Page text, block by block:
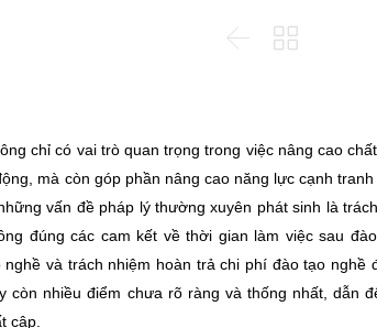
 
chỉ có vai trò quan trọng trong việc nâng cao
mà còn góp phần nâng cao năng lực cạnh
vấn đề pháp lý thường xuyên phát sinh là
đúng các cam kết về thời gian làm việc sau
và trách nhiệm hoàn trả chi phí đào tạo nghề
còn nhiều điểm chưa rõ ràng và thống nhất, dẫn
cập.